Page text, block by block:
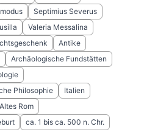
Septimius Severus
Valeria Messalina
Antike
Archäologische Fundstätten
Philosophie
Italien
Altes Rom
ca. 1 bis ca. 500 n. Chr.